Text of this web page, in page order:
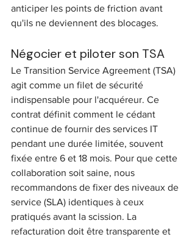
anticiper les points de friction avant
qu'ils ne deviennent des blocages.
Négocier et piloter son TSA
Le Transition Service Agreement (TSA)
agit comme un filet de sécurité
indispensable pour l'acquéreur. Ce
contrat définit comment le cédant
continue de fournir des services IT
pendant une durée limitée, souvent
fixée entre 6 et 18 mois. Pour que cette
collaboration soit saine, nous
recommandons de fixer des niveaux de
service (SLA) identiques à ceux
pratiqués avant la scission. La
refacturation doit être transparente et